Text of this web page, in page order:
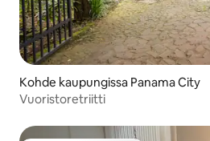
Kohde kaupungissa Panama City
Vuoristoretriitti